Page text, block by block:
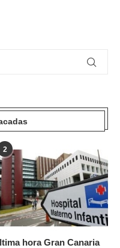
2
hora Gran Canaria